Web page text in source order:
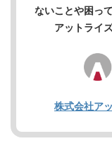
ないことや困っ
アットライ
株式会社ア